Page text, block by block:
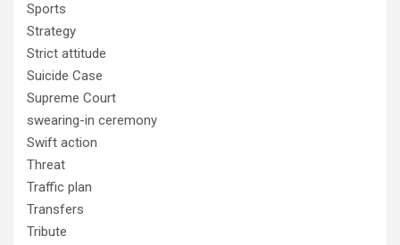
Sports
Strategy
Strict attitude
Suicide Case
Supreme Court
swearing-in ceremony
Swift action
Threat
Traffic plan
Transfers
Tribute